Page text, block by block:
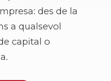
des de la
a qualsevol
capital o